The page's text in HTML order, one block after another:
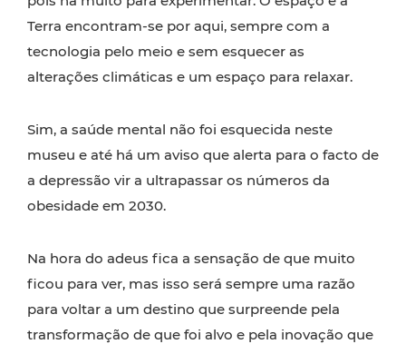
Terra encontram-se por aqui, sempre com a
tecnologia pelo meio e sem esquecer as
alterações climáticas e um espaço para relaxar.
Sim, a saúde mental não foi esquecida neste
museu e até há um aviso que alerta para o facto de
a depressão vir a ultrapassar os números da
obesidade em 2030.
Na hora do adeus fica a sensação de que muito
ficou para ver, mas isso será sempre uma razão
para voltar a um destino que surpreende pela
transformação de que foi alvo e pela inovação que